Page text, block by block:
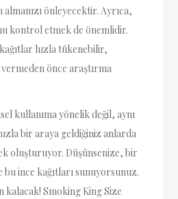
önleyecektir. Ayrıca,
kontrol etmek de önemlidir.
hızla tükenebilir,
önce araştırma
kullanıma yönelik değil, aynı
bir araya geldiğiniz anlarda
oluşturuyor. Düşünsenize, bir
ince kağıtları sunuyorsunuz.
Smoking King Size